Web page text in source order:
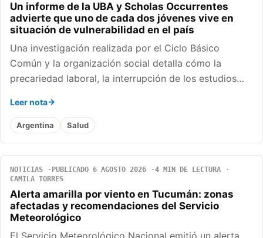
Un informe de la UBA y Scholas Occurrentes
advierte que uno de cada dos jóvenes vive en
situación de vulnerabilidad en el país
Una investigación realizada por el Ciclo Básico
Común y la organización social detalla cómo la
precariedad laboral, la interrupción de los estudios…
Leer nota
Argentina Salud
NOTICIAS PUBLICADO 6 AGOSTO 2026
4 MIN DE LECTURA
CAMILA TORRES
Alerta amarilla por viento en Tucumán: zonas
afectadas y recomendaciones del Servicio
Meteorológico